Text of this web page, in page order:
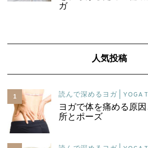
ガ
人気投稿
1 読んで深めるヨガ | YOGA
ヨガで体を痛める原
所とポーズ